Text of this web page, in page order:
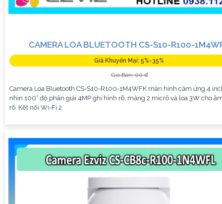
CAMERA LOA BLUETOOTH CS-S10-R100-
Giá Khuyến Mại: 5%-35%
Giá Bán: 00 ₫
Camera Loa Bluetooth CS-S10-R100-1M4WFK màn hình cảm ứng 4
nhìn 100° độ phân giải 4MP ghi hình rõ, mảng 2 micrô và loa 3W cho
rõ. Kết nối Wi-Fi 2